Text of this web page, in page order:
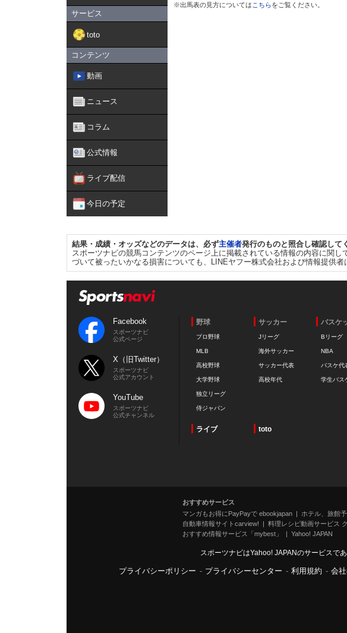
サービス
toto
コンテンツ
動画
ニュース
コラム
公式情報
ライブ配信
今日の予定
※出馬表の見方については こちらをご覧ください。
結果・成績・オッズなどのデータは、必ず主催者発行のものと照合し確認して
スポーツナビの競馬コンテンツのページ上に掲載されている情報の内容に関
づいて被ったいかなる損害についても、LINEヤフー株式会社および情報提供者
Facebook
スポーツナビ
公式ページ
X（旧Twitter）
スポーツナビ
公式アカウント
YouTube
スポーツナビ
公式チャンネル
野球
プロ野球
MLB
高校野球
大学野球
独立リーグ
侍ジャパン
サッカー
Jリーグ
海外サッカー
サッカー代表
高校年代
バスケ
Bリーグ
NBA
バスケ代
学生バス
ライブ toto
おすすめサービス
マンガもお得にPayPayで ebookjapan
ホテル、旅館
自動車情報サイトcarview!
料理レシピ動画サービス
おすすめ情報サービス「mybest」
Yahoo! JAPAN
スポーツナビはYahoo! JAPANのサービスで
プライバシーポリシー - プライバシーセンター - 利用規約 - 会